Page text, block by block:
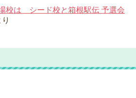
校は シード校と箱根駅伝 予選会
り